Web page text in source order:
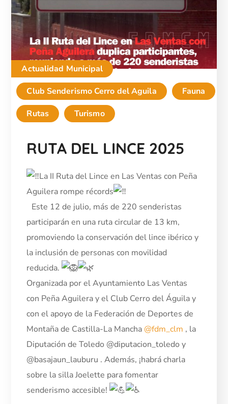
Actualidad Municipal
Club Senderismo Cerro del Aguila
Fauna
Rutas
Turismo
RUTA DEL LINCE 2025
La II Ruta del Lince en Las Ventas con Peña
Aguilera rompe récords
Este 12 de julio, más de 220 senderistas
participarán en una ruta circular de 13 km,
promoviendo la conservación del lince ibérico y
la inclusión de personas con movilidad
reducida.
Organizada por el Ayuntamiento Las Ventas
con Peña Aguilera y el Club Cerro del Águila y
con el apoyo de la Federación de Deportes de
Montaña de Castilla-La Mancha @fdm_clm , la
Diputación de Toledo @diputacion_toledo y
@basajaun_lauburu . Además, ¡habrá charla
sobre la silla Joelette para fomentar
senderismo accesible!